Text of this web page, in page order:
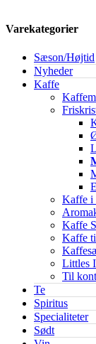
Varekategorier
Sæson/Højtid
Nyheder
Kaffe
Kaffe i
Kaffe
Kaffe
Littles
Til
Te
Spiritus
Specialiteter
Sødt